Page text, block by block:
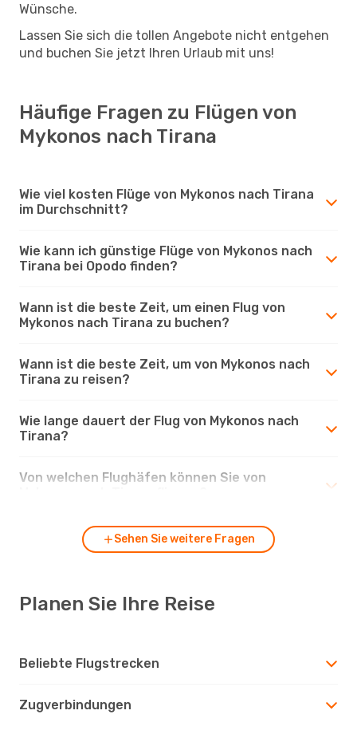
Wünsche.
Lassen Sie sich die tollen Angebote nicht entgehen
und buchen Sie jetzt Ihren Urlaub mit uns!
Häufige Fragen zu Flügen von
Mykonos nach Tirana
Wie viel kosten Flüge von Mykonos nach Tirana
im Durchschnitt?
Wie kann ich günstige Flüge von Mykonos nach
Tirana bei Opodo finden?
Wann ist die beste Zeit, um einen Flug von
Mykonos nach Tirana zu buchen?
Wann ist die beste Zeit, um von Mykonos nach
Tirana zu reisen?
Wie lange dauert der Flug von Mykonos nach
Tirana?
Von welchen Flughäfen können Sie von
Sehen Sie weitere Fragen
Planen Sie Ihre Reise
Beliebte Flugstrecken
Zugverbindungen